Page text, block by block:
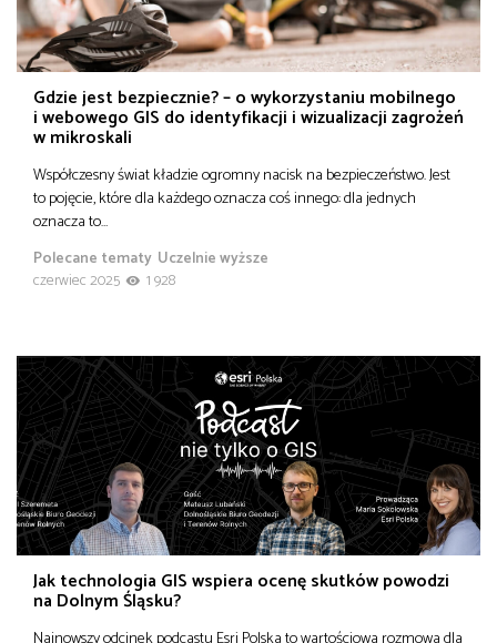
od
do
Biznes
Infrastruktura i telekomunikacja
Turystyka i rekreacja
Gdzie jest bezpiecznie? – o wykorzystaniu mobilnego
i webowego GIS do identyfikacji i wizualizacji zagrożeń
w mikroskali
Współczesny świat kładzie ogromny nacisk na bezpieczeństwo. Jest
to pojęcie, które dla każdego oznacza coś innego: dla jednych
oznacza to…
Polecane tematy Uczelnie wyższe
czerwiec 2025
1 928
Jak technologia GIS wspiera ocenę skutków powodzi
na Dolnym Śląsku?